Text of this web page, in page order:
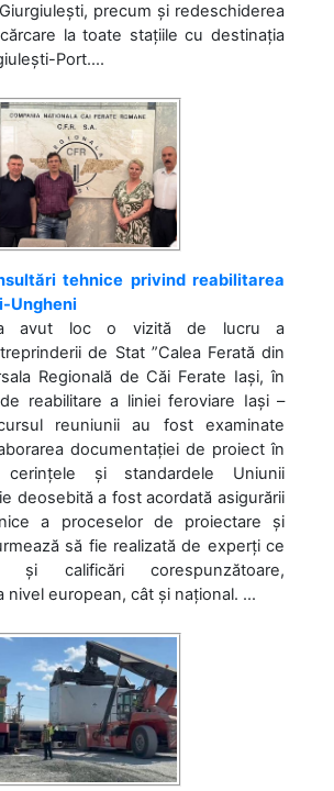
precum și redeschiderea
la toate stațiile cu destinația
Port....
tehnice privind reabilitarea
Ungheni
a avut loc o vizită de lucru a
de Stat ”Calea Ferată din
Regională de Căi Ferate Iași, în
reabilitare a liniei feroviare Iași –
reuniunii au fost examinate
documentației de proiect în
și standardele Uniunii
deosebită a fost acordată asigurării
a proceselor de proiectare și
să fie realizată de experți ce
și calificări corespunzătoare,
nivel european, cât și național. ...